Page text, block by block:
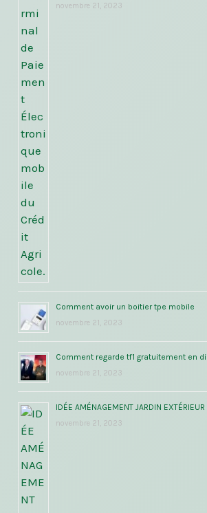
novembre 21, 2023
Comment avoir un boitier tpe mobile
novembre 21, 2023
Comment regarde tf1 gratuitement en
novembre 21, 2023
IDÉE AMÉNAGEMENT JARDIN EXTÉRIEUR
novembre 21, 2023